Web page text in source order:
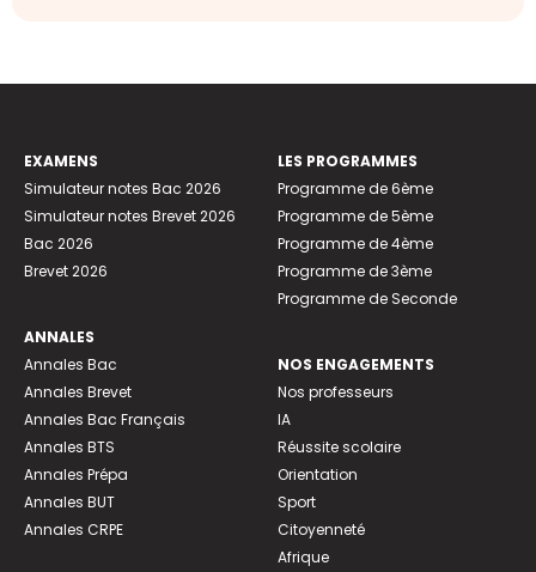
EXAMENS
Simulateur notes Bac 2026
Simulateur notes Brevet 2026
Bac 2026
Brevet 2026
ANNALES
Annales Bac
Annales Brevet
Annales Bac Français
Annales BTS
Annales Prépa
Annales BUT
Annales CRPE
LES PROGRAMMES
Programme de 6ème
Programme de 5ème
Programme de 4ème
Programme de 3ème
Programme de Seconde
NOS ENGAGEMENTS
Nos professeurs
IA
Réussite scolaire
Orientation
Sport
Citoyenneté
Afrique